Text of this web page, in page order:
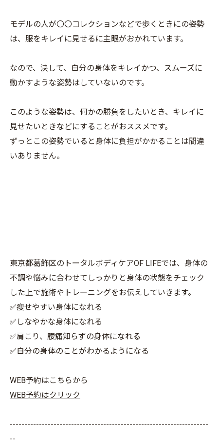
モデルの人が〇〇コレクションなどで歩くときにの姿勢
は、服をキレイに見せるに主眼がおかれています。
なので、決して、自分の身体をキレイかつ、スムーズに
動かすような姿勢はしていないのです。
このような姿勢は、何かの勝負をしたいとき、キレイに
見せたいときなどにすることがおススメです。
ずっとこの姿勢でいると身体に負担がかかることは間違
いありません。
東京都葛飾区のトータルボディケアOF LIFEでは、身体の
不調や悩みに合わせてしっかりと身体の状態をチェック
した上で施術やトレーニングをお伝えしていきます。
✅痩せやすい身体になれる
✅しなやかな身体になれる
✅肩こり、腰痛知らずの身体になれる
✅自分の身体のことがわかるようになる
WEB予約はこちらから
WEB予約はクリック
--------------------------------------------------------------------
--